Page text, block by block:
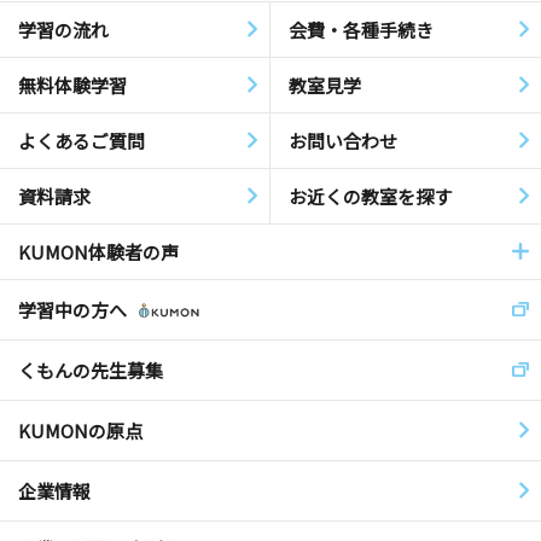
学習の流れ 会費・各種手続き
無料体験学習 教室見学
よくあるご質問 お問い合わせ
資料請求 お近くの教室を探す
KUMON体験者の声
学習中の方へ
くもんの先生募集
KUMONの原点
企業情報